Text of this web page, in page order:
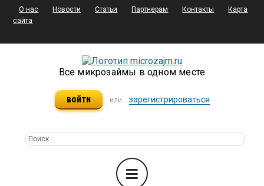
О нас Новости Статьи Партнерам Контакты
Карта
сайта
Все микрозаймы в одном месте
войти или зарегистрироваться